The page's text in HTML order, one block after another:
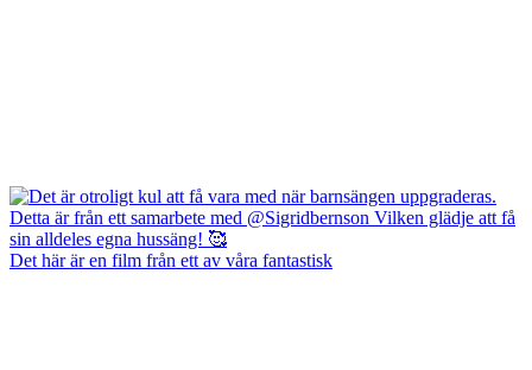
Det här är en film från ett av våra fantastisk